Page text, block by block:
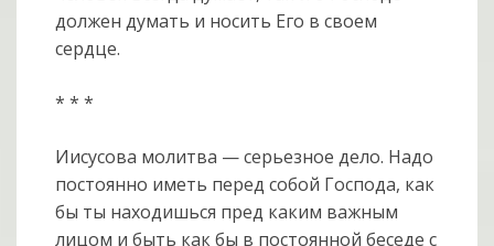
должен думать и носить Его в своем
сердце.
* * *
Иисусова молитва — серьезное дело. Надо
постоянно иметь перед собой Господа, как
бы ты находишься пред каким важным
лицом и быть как бы в постоянной беседе с